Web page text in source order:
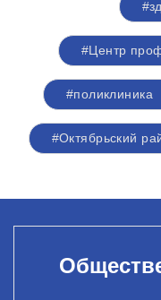
#Центр
#поликлиника
#Октябрьский